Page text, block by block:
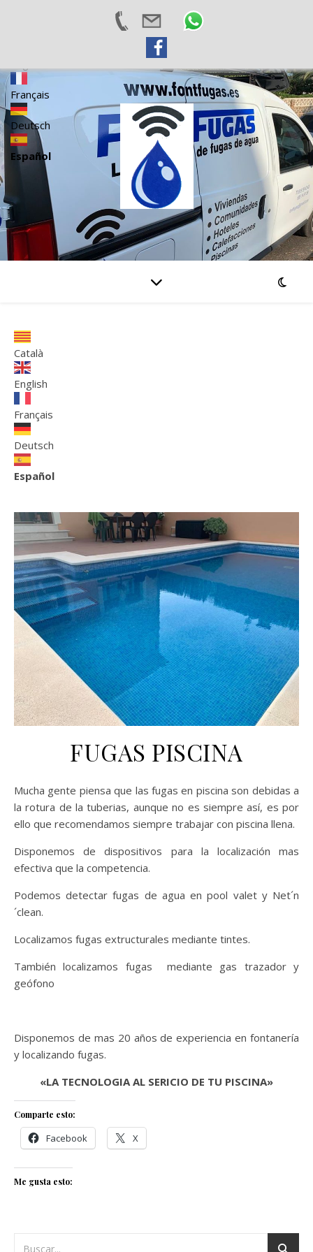
Català
English
Français
Deutsch
Español
FUGAS PISCINA
Mucha gente piensa que las fugas en piscina son debidas a
la rotura de la tuberias, aunque no es siempre así, es por
ello que recomendamos siempre trabajar con piscina llena.
Disponemos de dispositivos para la localización mas
efectiva que la competencia.
Podemos detectar fugas de agua en pool valet y Net´n
´clean.
Localizamos fugas extructurales mediante tintes.
También localizamos fugas mediante gas trazador y
geófono
Disponemos de mas 20 años de experiencia en fontanería
y localizando fugas.
«LA TECNOLOGIA AL SERICIO DE TU PISCINA»
Comparte esto:
Facebook X
Me gusta esto:
Français
Deutsch
Español